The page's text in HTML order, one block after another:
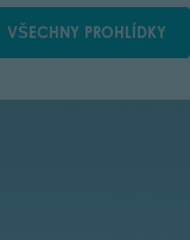
VŠECHNY PROHLÍDKY